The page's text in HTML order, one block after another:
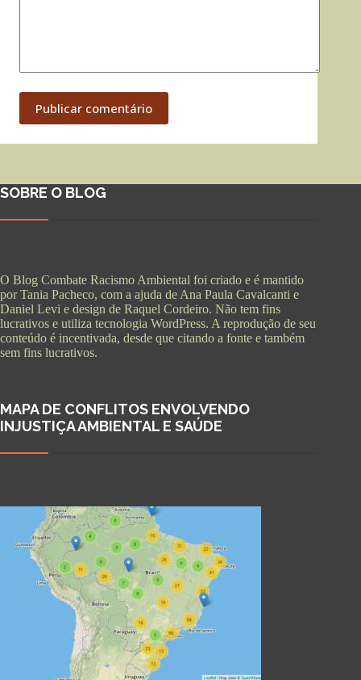
Publicar comentário
SOBRE O BLOG
O Blog Combate Racismo Ambiental foi criado e é mantido
por Tania Pacheco, com a ajuda de Ana Paula Cavalcanti e
Daniel Levi e design de Raquel Cordeiro. Não tem fins
lucrativos e utiliza tecnologia WordPress. A reprodução de seu
conteúdo é incentivada, desde que citando a fonte e também
sem fins lucrativos.
MAPA DE CONFLITOS ENVOLVENDO
INJUSTIÇA AMBIENTAL E SAÚDE